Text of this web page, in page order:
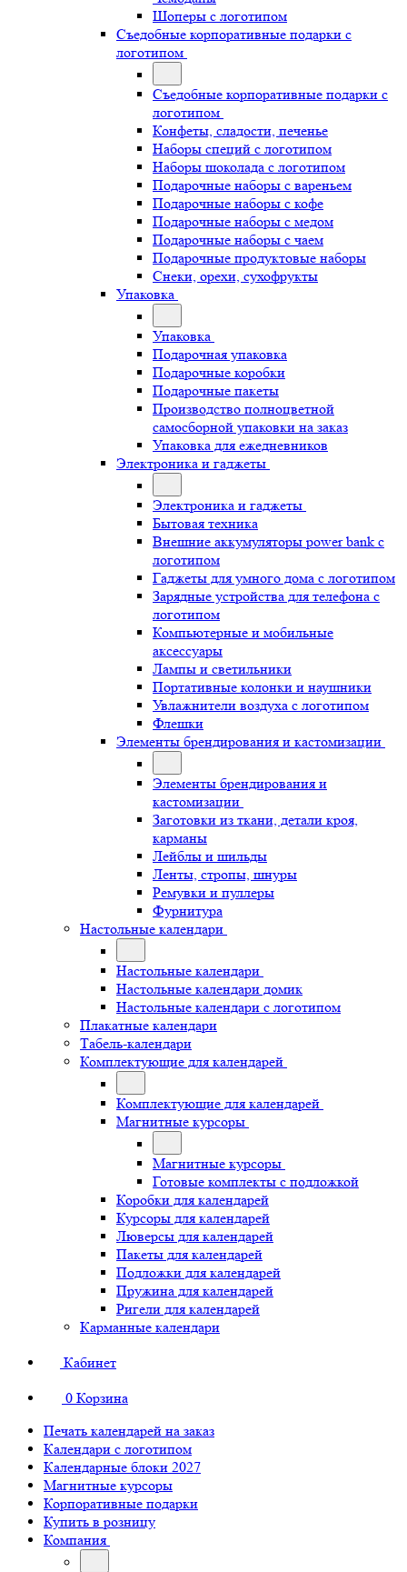
Шоперы с логотипом
Съедобные корпоративные подарки с
логотипом
Съедобные корпоративные подарки с
логотипом
Конфеты, сладости, печенье
Наборы специй с логотипом
Наборы шоколада с логотипом
Подарочные наборы с вареньем
Подарочные наборы с кофе
Подарочные наборы с медом
Подарочные наборы с чаем
Подарочные продуктовые наборы
Снеки, орехи, сухофрукты
Упаковка
Упаковка
Подарочная упаковка
Подарочные коробки
Подарочные пакеты
Производство полноцветной
самосборной упаковки на заказ
Упаковка для ежедневников
Электроника и гаджеты
Электроника и гаджеты
Бытовая техника
Внешние аккумуляторы power bank с
логотипом
Гаджеты для умного дома с логотипом
Зарядные устройства для телефона с
логотипом
Компьютерные и мобильные
аксессуары
Лампы и светильники
Портативные колонки и наушники
Увлажнители воздуха с логотипом
Флешки
Элементы брендирования и кастомизации
Элементы брендирования и
кастомизации
Заготовки из ткани, детали кроя,
карманы
Лейблы и шильды
Ленты, стропы, шнуры
Ремувки и пуллеры
Фурнитура
Настольные календари
Настольные календари
Настольные календари домик
Настольные календари с логотипом
Плакатные календари
Табель-календари
Комплектующие для календарей
Комплектующие для календарей
Магнитные курсоры
Магнитные курсоры
Готовые комплекты с подложкой
Коробки для календарей
Курсоры для календарей
Люверсы для календарей
Пакеты для календарей
Подложки для календарей
Пружина для календарей
Ригели для календарей
Карманные календари
Кабинет
0 Корзина
Печать календарей на заказ
Календари с логотипом
Календарные блоки 2027
Магнитные курсоры
Корпоративные подарки
Купить в розницу
Компания